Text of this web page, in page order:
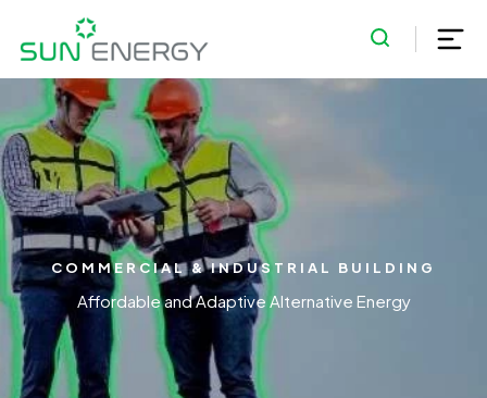
COMMERCIAL & INDUSTRIAL BUILDING
Affordable and Adaptive Alternative Energy